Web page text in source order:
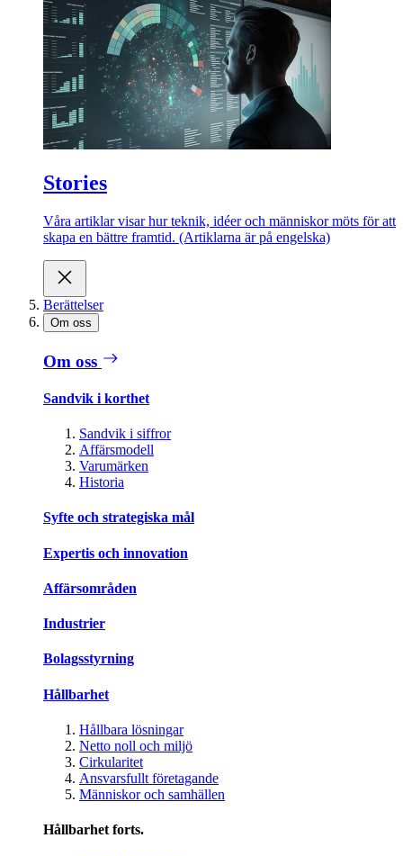
Stories
Våra artiklar visar hur teknik, idéer och människor möts för att
skapa en bättre framtid. (Artiklarna är på engelska)
Berättelser
Om oss
Om oss
Sandvik i korthet
Sandvik i siffror
Affärsmodell
Varumärken
Historia
Syfte och strategiska mål
Expertis och innovation
Affärsområden
Industrier
Bolagsstyrning
Hållbarhet
Hållbara lösningar
Netto noll och miljö
Cirkularitet
Ansvarsfullt företagande
Människor och samhällen
Hållbarhet forts.